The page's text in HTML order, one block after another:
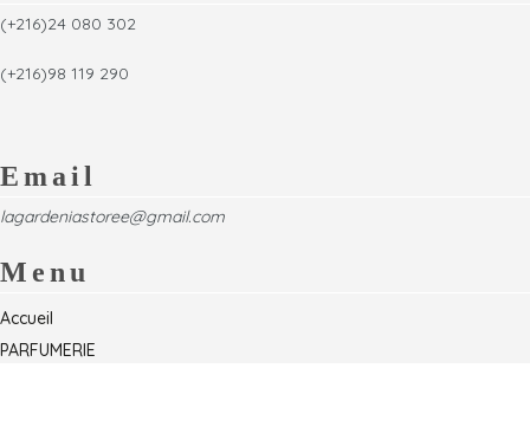
(+216)24 080 302
(+216)98 119 290
Email
lagardeniastoree@gmail.com
Menu
Accueil
PARFUMERIE